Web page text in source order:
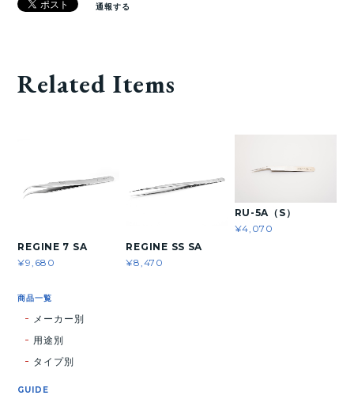
通報する
Related Items
REGINE 7 SA
¥9,680
REGINE SS SA
¥8,470
RU-5A（S）
¥4,070
商品一覧
メーカー別
用途別
タイプ別
GUIDE